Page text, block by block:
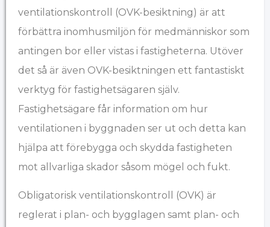
ventilationskontroll (OVK-besiktning) är att
förbättra inomhusmiljön för medmänniskor som
antingen bor eller vistas i fastigheterna. Utöver
det så är även OVK-besiktningen ett fantastiskt
verktyg för fastighetsägaren själv.
Fastighetsägare får information om hur
ventilationen i byggnaden ser ut och detta kan
hjälpa att förebygga och skydda fastigheten
mot allvarliga skador såsom mögel och fukt.
Obligatorisk ventilationskontroll (OVK) är
reglerat i plan- och bygglagen samt plan- och